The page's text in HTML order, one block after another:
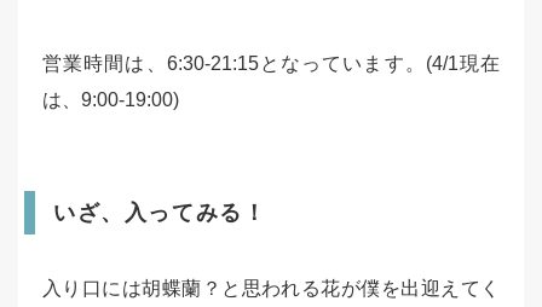
営業時間は、6:30-21:15となっています。 (4/1現在
は、9:00-19:00)
いざ、入ってみる！
入り口には胡蝶蘭？と思われる花が僕を出迎えてく